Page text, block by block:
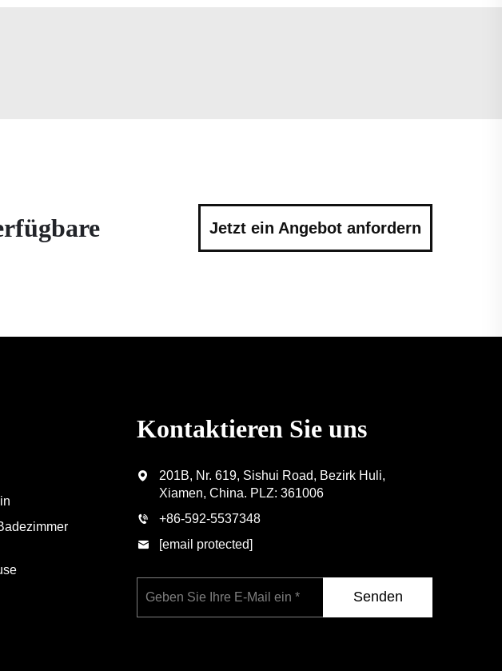
Jetzt ein Angebot anfordern
Kontaktieren Sie uns
201B, Nr. 619, Sishui Road, Bezirk Huli,
Xiamen, China. PLZ: 361006
+86-592-5537348
[email protected]
Senden